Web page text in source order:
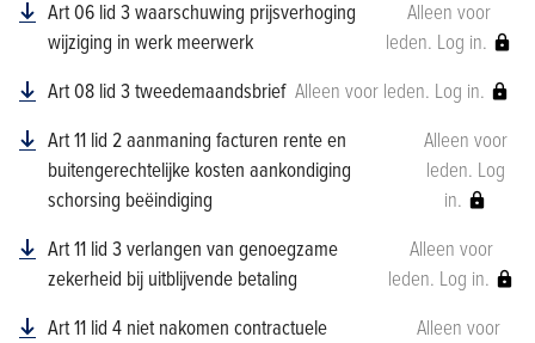
Art 06 lid 3 waarschuwing prijsverhoging
wijziging in werk meerwerk
Alleen voor
leden. Log in.
Art 08 lid 3 tweedemaandsbrief Alleen voor leden. Log in.
Art 11 lid 2 aanmaning facturen rente en
buitengerechtelijke kosten aankondiging
schorsing beëindiging
Alleen voor
leden. Log
in.
Art 11 lid 3 verlangen van genoegzame
zekerheid bij uitblijvende betaling
Alleen voor
leden. Log in.
Art 11 lid 4 niet nakomen contractuele
Alleen voor